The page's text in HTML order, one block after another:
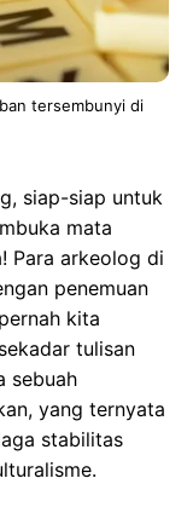
tersembunyi di
siap-siap untuk
mata
Para arkeolog di
penemuan
kita
tulisan
sebuah
yang ternyata
stabilitas